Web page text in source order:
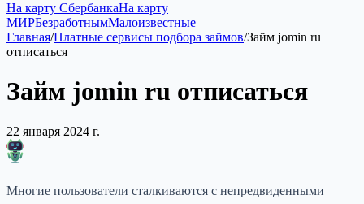
На карту СбербанкаНа карту
МИРБезработнымМалоизвестные
Главная/Платные сервисы подбора займов/Займ jomin ru
отписаться
Займ jomin ru отписаться
22 января 2024 г.
Многие пользователи сталкиваются с непредвиденными